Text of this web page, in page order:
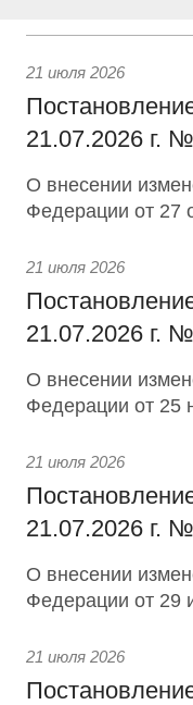
21 июля 2026
21.07.2026 г.
О внесении
Федерации от 27
21 июля 2026
21.07.2026 г.
О внесении
Федерации от 25
21 июля 2026
21.07.2026 г.
О внесении
Федерации от 29
21 июля 2026